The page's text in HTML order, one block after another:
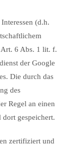
(d.h.
Art. 6 Abs. 1 lit. f.
der Google
Die durch das
des
Regel an einen
gespeichert.
zertifiziert und